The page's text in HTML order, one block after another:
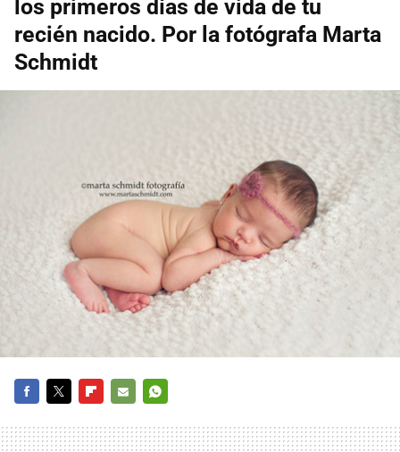
los primeros días de vida de tu
recién nacido. Por la fotógrafa Marta
Schmidt
MAIL